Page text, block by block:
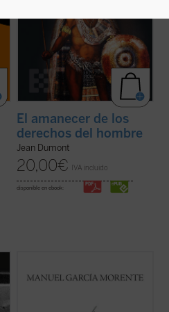
El amanecer de los
derechos del hombre
Jean Dumont
20,00€ IVA incluido
disponible en ebook:
sobre filosofía de la historia de España,